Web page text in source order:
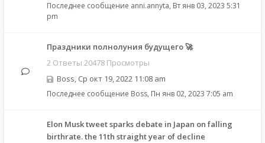
Последнее сообщение anni.annyta, Вт янв 03, 2023 5:31
pm
Праздники полнолуния будущего 🚀
2 Ответы 20478 Просмотры
Boss, Ср окт 19, 2022 11:08 am
Последнее сообщение Boss, Пн янв 02, 2023 7:05 am
Elon Musk tweet sparks debate in Japan on falling
birthrate. the 11th straight year of decline